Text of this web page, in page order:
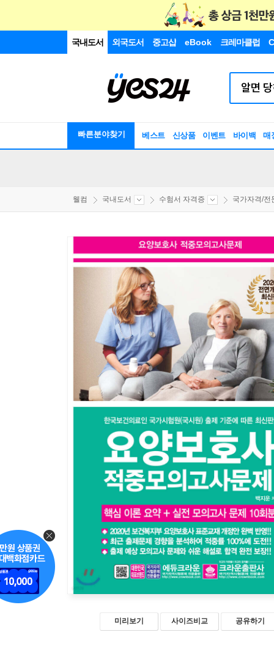
국내도서 외국도서 중고샵 eBook 크레마클럽
빠른분야찾기 베스트 신상품 이벤트 바이백 매
웰컴 국내도서 수험서 자격증 국가자격/전
미리보기 사이즈비교 공유하기